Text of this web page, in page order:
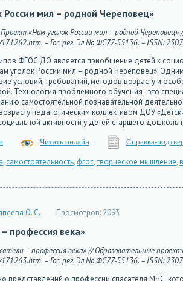
России мил – родной Череповец»
«Нам уголок России мил – родной
– Гос. рег. Эл No ФС77-55136. – ISSN:
ФГОС ДО является приобщение детей к
уголок России мил – родной Череповец».
условий, требований, методов возрасту и
Технология проблемного обучения - это
самостоятельной познавательной
педагогическим коллективом ДОУ
активности у детей старшего
Читать онлайн Справка-
, самостоятельность, фгос,творческое мышление,
О. С. Просмотров: 2093
профессия века»
– профессия века» // Образовательные
– Гос. рег. Эл No ФС77-55136. – ISSN:
представлений о профессии спасателя МЧС,